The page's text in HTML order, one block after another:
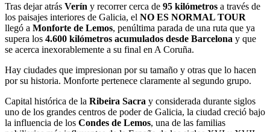
Tras dejar atrás Verín y recorrer cerca de 95 kilómetros a través de
los paisajes interiores de Galicia, el NO ES NORMAL TOUR
llegó a Monforte de Lemos, penúltima parada de una ruta que ya
supera los 4.600 kilómetros acumulados desde Barcelona y que
se acerca inexorablemente a su final en A Coruña.
Hay ciudades que impresionan por su tamaño y otras que lo hacen
por su historia. Monforte pertenece claramente al segundo grupo.
Capital histórica de la Ribeira Sacra y considerada durante siglos
uno de los grandes centros de poder de Galicia, la ciudad creció bajo
la influencia de los Condes de Lemos, una de las familias